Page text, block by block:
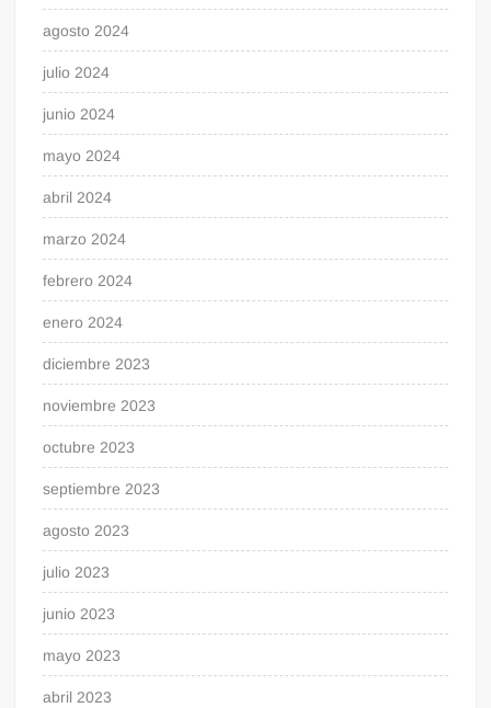
agosto 2024
julio 2024
junio 2024
mayo 2024
abril 2024
marzo 2024
febrero 2024
enero 2024
diciembre 2023
noviembre 2023
octubre 2023
septiembre 2023
agosto 2023
julio 2023
junio 2023
mayo 2023
abril 2023